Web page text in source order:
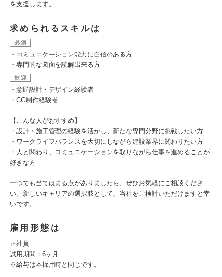
を支援します。
求められるスキルは
必須
・コミュニケーション能力に自信のある方
・専門的な図面を読解出来る方
歓迎
・意匠設計・デザイン経験者
・CG制作経験者
【こんな人がおすすめ】
・設計・施工管理の経験を活かし、新たな専門分野に挑戦したい方
・ワークライフバランスを大切にしながら建設業界に関わりたい方
・人と関わり、コミュニケーションを取りながら仕事を進めることが
好きな方
一つでも当てはまる点がありましたら、ぜひお気軽にご相談くださ
い。新しいキャリアの選択肢として、当社をご検討いただけますと幸
いです。
雇用形態は
正社員
試用期間：6ヶ月
※給与は本採用時と同じです。